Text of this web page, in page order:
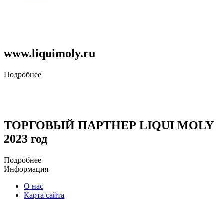
www.liquimoly.ru
Подробнее
ТОРГОВЫЙ ПАРТНЕР LIQUI MOLY
2023 год
Подробнее
Информация
О нас
Карта сайта